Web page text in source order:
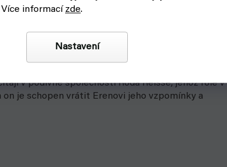
informací zde.
Nastavení
život, Leviho oddíl získává novou posilu a společně
v podivné společnosti Roda Reisse, jehož role v
je schopen vrátit Erenovi jeho vzpomínky a